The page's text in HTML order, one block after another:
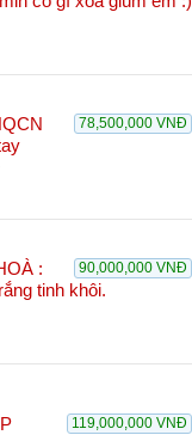
78,500,000 VNĐ
90,000,000 VNĐ
:
tinh khôi.
119,000,000 VNĐ